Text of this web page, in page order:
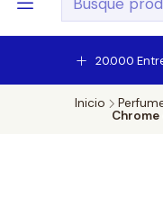
20.000
Inicio
Chrome